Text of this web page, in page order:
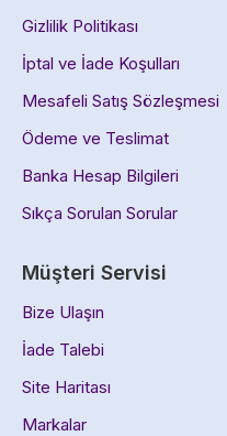
Gizlilik Politikası
İptal ve İade Koşulları
Mesafeli Satış Sözleşmesi
Ödeme ve Teslimat
Banka Hesap Bilgileri
Sıkça Sorulan Sorular
Müşteri Servisi
Bize Ulaşın
İade Talebi
Site Haritası
Markalar